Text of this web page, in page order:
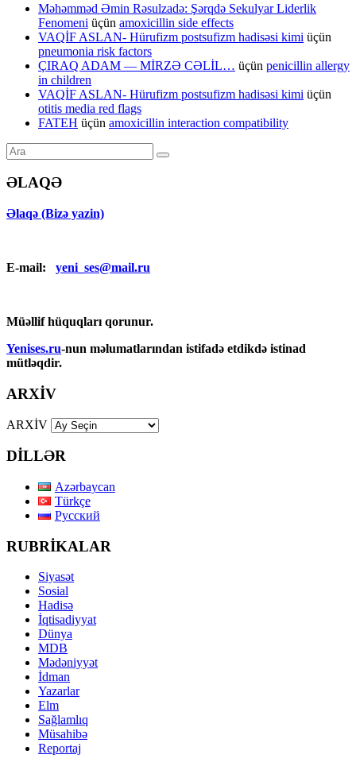
Məhəmməd Əmin Rəsulzadə: Şərqdə Sekulyar Liderlik
Fenomeni üçün amoxicillin side effects
VAQİF ASLAN- Hürufizm postsufizm hadisəsi kimi üçün
pneumonia risk factors
ÇIRAQ ADAM — MİRZƏ CƏLİL… üçün penicillin allergy
in children
VAQİF ASLAN- Hürufizm postsufizm hadisəsi kimi üçün
otitis media red flags
FATEH üçün amoxicillin interaction compatibility
ƏLAQƏ
Əlaqə (Bizə yazin)
E-mail: yeni_ses@mail.ru
Müəllif hüquqları qorunur.
Yenises.ru-nun məlumatlarından istifadə etdikdə istinad
mütləqdir.
ARXİV
ARXİV
DİLLƏR
Azərbaycan
Türkçe
Русский
RUBRİKALAR
Siyasət
Sosial
Hadisə
İqtisadiyyat
Dünya
MDB
Mədəniyyət
İdman
Yazarlar
Elm
Sağlamlıq
Müsahibə
Reportaj